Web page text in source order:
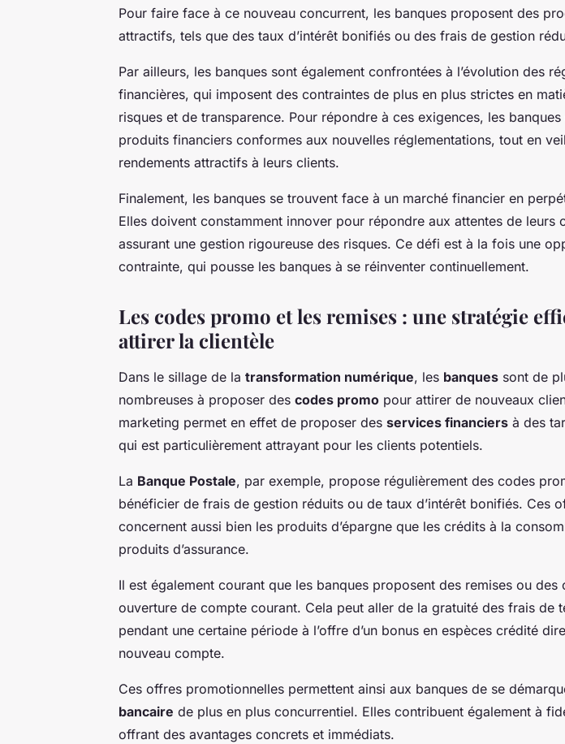
Pour faire face à ce nouveau concurrent, les banques proposent des
attractifs, tels que des taux d’intérêt bonifiés ou des frais de gestion
Par ailleurs, les banques sont également confrontées à l’évolution des
financières, qui imposent des contraintes de plus en plus strictes en
risques et de transparence. Pour répondre à ces exigences, les
produits financiers conformes aux nouvelles réglementations, tout en
rendements attractifs à leurs clients.
Finalement, les banques se trouvent face à un marché financier en
Elles doivent constamment innover pour répondre aux attentes de leurs
assurant une gestion rigoureuse des risques. Ce défi est à la fois une
contrainte, qui pousse les banques à se réinventer continuellement.
Les codes promo et les remises : une stratégie
attirer la clientèle
Dans le sillage de la transformation numérique, les banques sont de
nombreuses à proposer des codes promo pour attirer de nouveaux
marketing permet en effet de proposer des services financiers à des
qui est particulièrement attrayant pour les clients potentiels.
La Banque Postale, par exemple, propose régulièrement des codes
bénéficier de frais de gestion réduits ou de taux d’intérêt bonifiés. Ces
concernent aussi bien les produits d’épargne que les crédits à la
produits d’assurance.
Il est également courant que les banques proposent des remises ou des
ouverture de compte courant. Cela peut aller de la gratuité des frais de
pendant une certaine période à l’offre d’un bonus en espèces crédité
nouveau compte.
Ces offres promotionnelles permettent ainsi aux banques de se
bancaire de plus en plus concurrentiel. Elles contribuent également à
offrant des avantages concrets et immédiats.